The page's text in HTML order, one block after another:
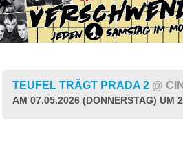
TEUFEL TRÄGT PRADA 2 @
AM 07.05.2026 (DONNERSTAG) UM